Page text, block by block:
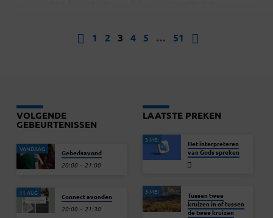
zal pas volledig zichtbaar
worden bij Zijn wederkomst. In
gaan, maar vooral over het leven
hier op aarde: het volgen van
1 2 3 4 5 … 51
VOLGENDE
GEBEURTENISSEN
VANDAAG Gebedsavond
20:00 – 21:00
11 AUG Connect avonden
20:00 – 21:30
LAATSTE PREKEN
3 MEI
Het interpreteren
van Gods spreken
3 MEI
Tussen twee
kruizen in of tussen
de twee kruizen